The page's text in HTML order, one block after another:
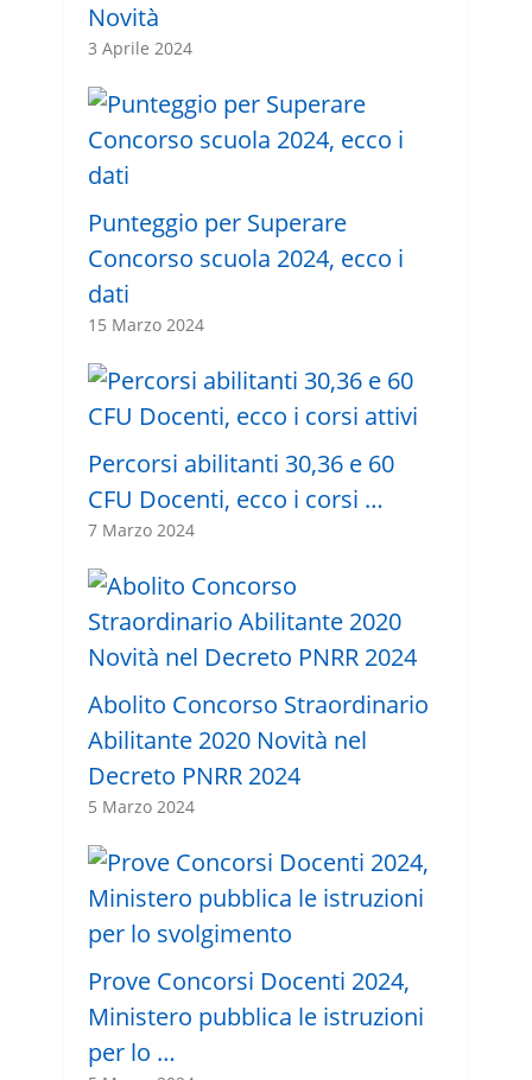
Novità
3 Aprile 2024
Punteggio per Superare
Concorso scuola 2024, ecco i
dati
15 Marzo 2024
Percorsi abilitanti 30,36 e 60
CFU Docenti, ecco i corsi …
7 Marzo 2024
Abolito Concorso Straordinario
Abilitante 2020 Novità nel
Decreto PNRR 2024
5 Marzo 2024
Prove Concorsi Docenti 2024,
Ministero pubblica le istruzioni
per lo …